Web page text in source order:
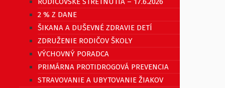
2 % Z DANE
ŠIKANA A DUŠEVNÉ ZDRAVIE DETÍ
ZDRUŽENIE RODIČOV ŠKOLY
VÝCHOVNÝ PORADCA
PRIMÁRNA PROTIDROGOVÁ PREVENCIA
STRAVOVANIE A UBYTOVANIE ŽIAKOV